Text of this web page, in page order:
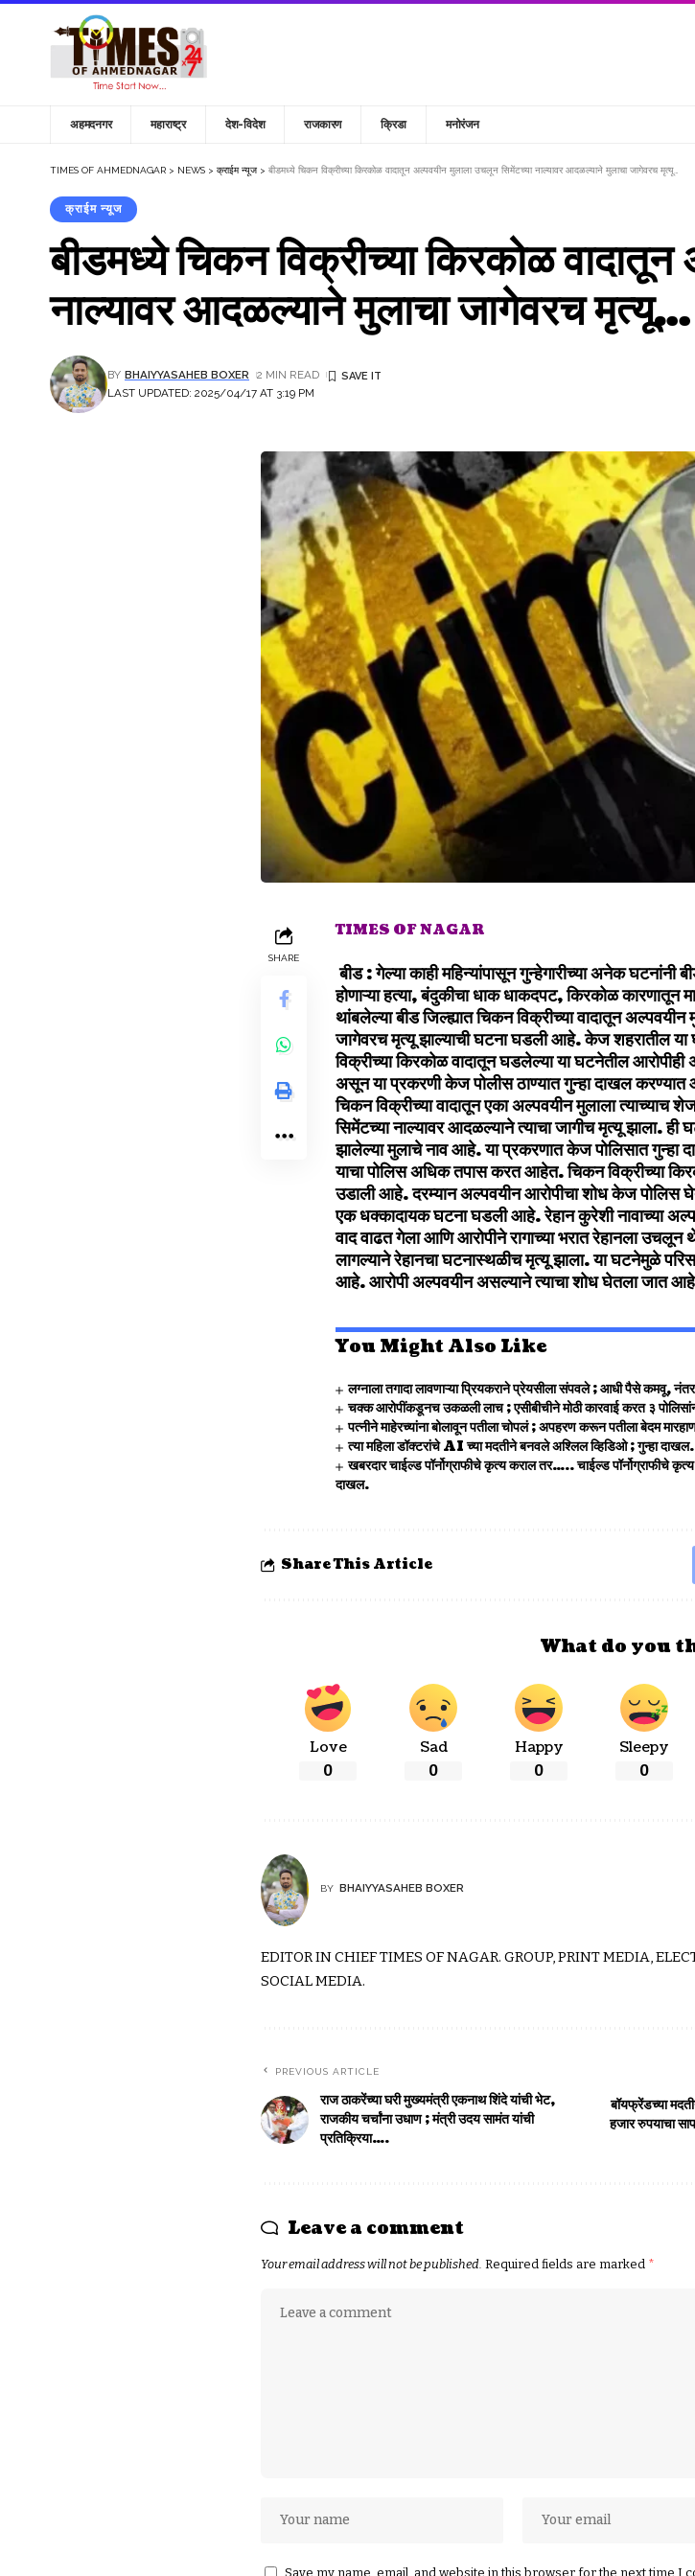
अहमदनगर महाराष्ट्र देश-विदेश राजकारण क्रिडा मनोरंजन
TIMES OF AHMEDNAGAR > NEWS > क्राईम न्यूज > बीडमध्ये चिकन विक्रीच्या किरकोळ वादातून अल्पवयीन मुलाला उचलून सिमेंटच्या नाल्यावर आदळल्याने मुलाचा जागेवरच मृत्यू…
क्राईम न्यूज
बीडमध्ये चिकन विक्रीच्या किरकोळ
नाल्यावर आदळल्याने मुलाचा जागेवरच मृत्यू…
LAST UPDATED: 2025/04/17 AT 3:19 PM
BY BHAIYYASAHEB BOXER 2 MIN READ
SHARE
TIMES OF NAGAR
बीड : गेल्या काही महिन्यांपासून गुन्हेगारीच्या अनेक
होणाऱ्या हत्या, बंदुकीचा धाक धाकदपट, किरकोळ कारणातून
थांबलेल्या बीड जिल्ह्यात चिकन विक्रीच्या वादातून
जागेवरच मृत्यू झाल्याची घटना घडली आहे. केज शहरातील
विक्रीच्या किरकोळ वादातून घडलेल्या या घटनेतील
असून या प्रकरणी केज पोलीस ठाण्यात गुन्हा दाखल
चिकन विक्रीच्या वादातून एका अल्पवयीन मुलाला
सिमेंटच्या नाल्यावर आदळल्याने त्याचा जागीच मृत्यू झाला.
झालेल्या मुलाचे नाव आहे. या प्रकरणात केज पोलिसात
याचा पोलिस अधिक तपास करत आहेत. चिकन विक्रीच्या
उडाली आहे. दरम्यान अल्पवयीन आरोपीचा शोध केज पोलिस
एक धक्कादायक घटना घडली आहे. रेहान कुरेशी नावाच्या
वाद वाढत गेला आणि आरोपीने रागाच्या भरात रेहानला
लागल्याने रेहानचा घटनास्थळीच मृत्यू झाला. या घटनेमुळे
आहे. आरोपी अल्पवयीन असल्याने त्याचा शोध घेतला जात
You Might Also Like
लग्नाला तगादा लावणाऱ्या प्रियकराने प्रेयसीला संपवले ; आधी पैसे कमवू,
चक्क आरोपींकडूनच उकळली लाच ; एसीबीचीने मोठी कारवाई करत ३
पत्नीने माहेरच्यांना बोलावून पतीला चोपलं ; अपहरण करून पतीला बेदम
त्या महिला डॉक्टरांचे AI च्या मदतीने बनवले अश्लिल व्हिडिओ ; गुन्हा दाखल.
खबरदार चाईल्ड पॉर्नोग्राफीचे कृत्य कराल तर….. चाईल्ड पॉर्नोग्राफीचे
दाखल.
Share This Article
What do you
Love
0
Sad
0
Happy
0
Sleepy
0
BY BHAIYYASAHEB BOXER
EDITOR IN CHIEF TIMES OF NAGAR. GROUP, PRINT MEDIA,
SOCIAL MEDIA.
PREVIOUS ARTICLE
राज ठाकरेंच्या घरी मुख्यमंत्री एकनाथ शिंदे यांची भेट,
राजकीय चर्चांना उधाण ; मंत्री उदय सामंत यांची
प्रतिक्रिया….
बॉयफ्रेंडच्या
हजार रुपयाचा
Leave a comment
Your email address will not be published. Required fields are marked *
Save my name, email, and website in this browser for the next time I